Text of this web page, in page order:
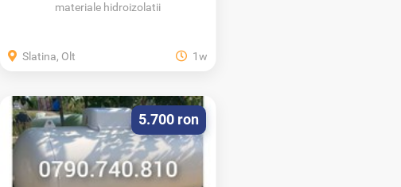
materiale hidroizolatii
Slatina, Olt 1w
5.700 ron